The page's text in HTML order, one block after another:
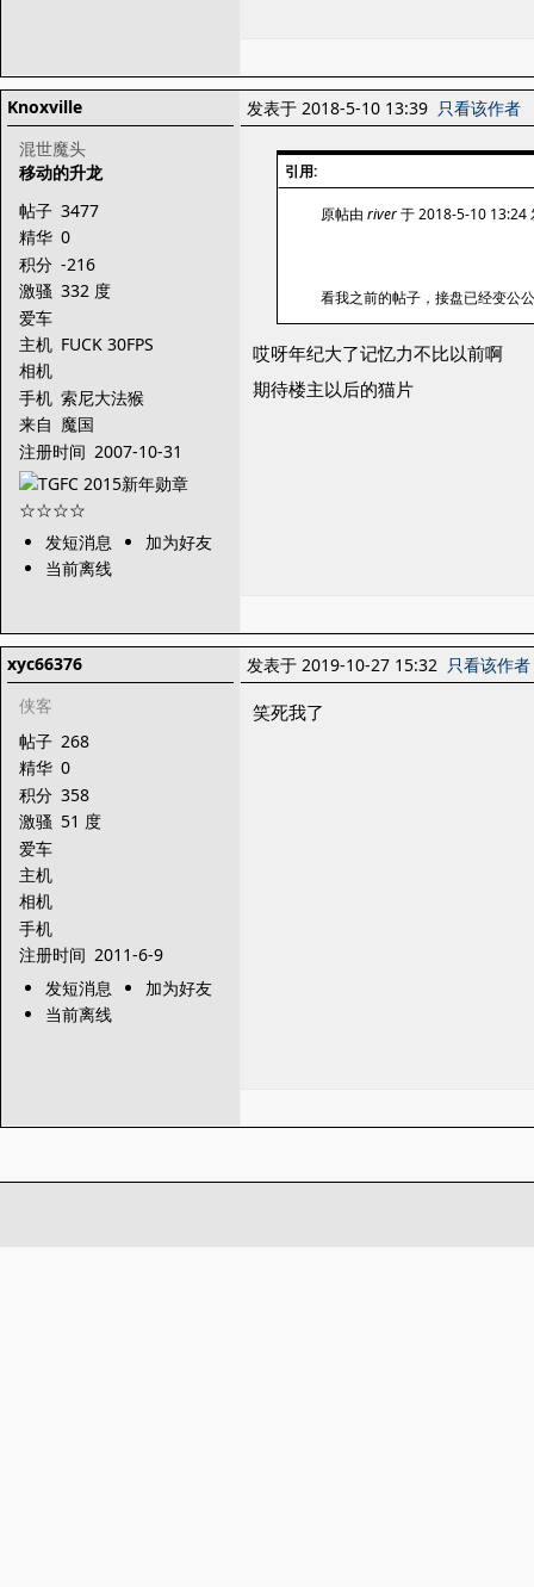
Knoxville
混世魔头
移动的升龙
帖子 3477
精华 0
积分 -216
激骚 332 度
爱车
主机 FUCK 30FPS
相机
手机 索尼大法猴
来自 魔国
注册时间 2007-10-31
发短消息
加为好友
当前离线
发表于 2018-5-10 13:39 只看该作者
引用:
原帖由 river于 2018-5-10 13:24
看我之前的帖子，接盘已经变公
哎呀年纪大了记忆力不比以前啊
期待楼主以后的猫片
xyc66376
侠客
帖子 268
精华 0
积分 358
激骚 51 度
爱车
主机
相机
手机
注册时间 2011-6-9
发短消息
加为好友
当前离线
发表于 2019-10-27 15:32 只看该作者
笑死我了